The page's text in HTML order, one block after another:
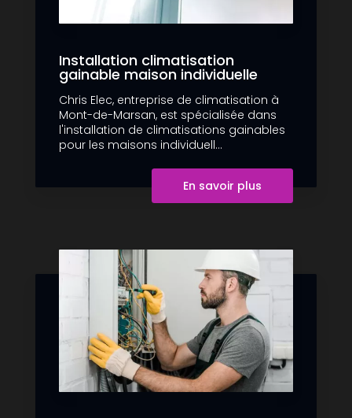
Installation climatisation
gainable maison individuelle
Chris Elec, entreprise de climatisation à
Mont-de-Marsan, est spécialisée dans
l'installation de climatisations gainables
pour les maisons individuell...
En savoir plus